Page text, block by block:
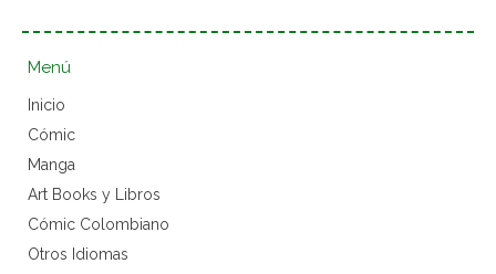
Menú
Inicio
Cómic
Manga
Art Books y Libros
Cómic Colombiano
Otros Idiomas